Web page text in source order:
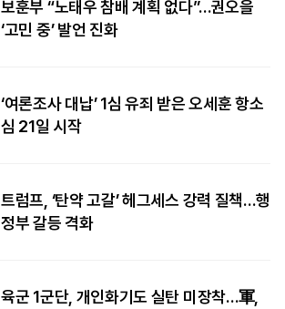
보훈부 “노태우 참배 계획 없다”…권오을
‘고민 중’ 발언 진화
‘여론조사 대납’ 1심 유죄 받은 오세훈 항소
심 21일 시작
트럼프, ‘탄약 고갈’ 헤그세스 강력 질책…행
정부 갈등 격화
육군 1군단, 개인화기도 실탄 미장착…軍,